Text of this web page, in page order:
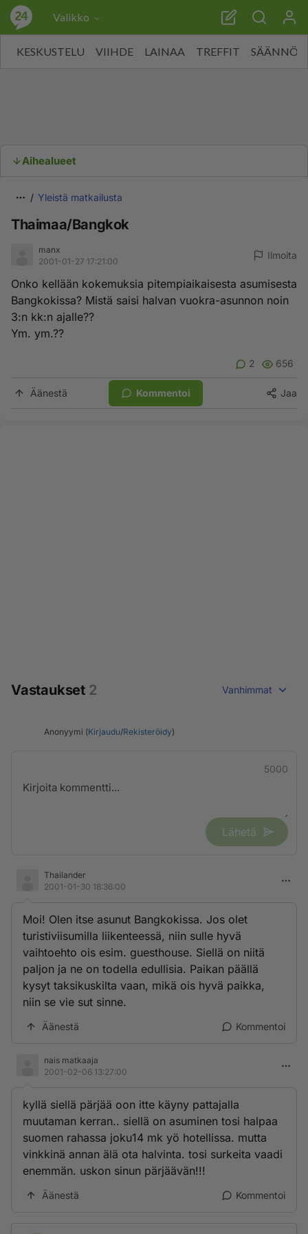
Valikko
KESKUSTELU VIIHDE LAINAA TREFFIT SÄÄNNÖT
Aihealueet
Yleistä matkailusta
Thaimaa/Bangkok
manx
2001-01-27 17:21:00
Ilmoita
Onko kellään kokemuksia pitempiaikaisesta asumisesta
Bangkokissa? Mistä saisi halvan vuokra-asunnon noin
3:n kk:n ajalle??
Ym. ym.??
2 656
Äänestä Kommentoi Jaa
Vastaukset 2 Vanhimmat
Anonyymi (Kirjaudu/Rekisteröidy)
5000
Lähetä
Thailander
2001-01-30 18:36:00
Moi! Olen itse asunut Bangkokissa. Jos olet
turistiviisumilla liikenteessä, niin sulle hyvä
vaihtoehto ois esim. guesthouse. Siellä on niitä
paljon ja ne on todella edullisia. Paikan päällä
kysyt taksikuskilta vaan, mikä ois hyvä paikka,
niin se vie sut sinne.
Äänestä Kommentoi
nais matkaaja
2001-02-06 13:27:00
kyllä siellä pärjää oon itte käyny pattajalla
muutaman kerran.. siellä on asuminen tosi halpaa
suomen rahassa joku14 mk yö hotellissa. mutta
vinkkinä annan älä ota halvinta. tosi surkeita vaadi
enemmän. uskon sinun pärjäävän!!!
Äänestä Kommentoi